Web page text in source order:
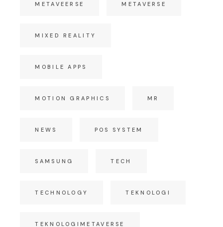
METAVEERSE METAVERSE
MIXED REALITY
MOBILE APPS
MOTION GRAPHICS MR
NEWS POS SYSTEM
SAMSUNG TECH
TECHNOLOGY TEKNOLOGI
TEKNOLOGIMETAVERSE